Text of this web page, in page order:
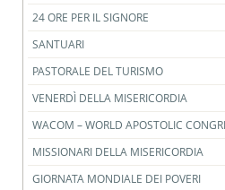
24 ORE PER IL SIGNORE
SANTUARI
PASTORALE DEL TURISMO
VENERDÌ DELLA MISERICORDIA
WACOM – WORLD APOSTOLIC
MISSIONARI DELLA MISERICORDIA
GIORNATA MONDIALE DEI POVERI